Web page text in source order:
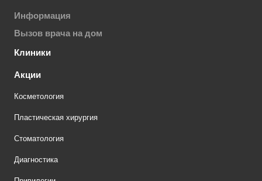
Информация
Вызов врача на дом
Клиники
Акции
Косметология
Пластическая хирургия
Стоматология
Диагностика